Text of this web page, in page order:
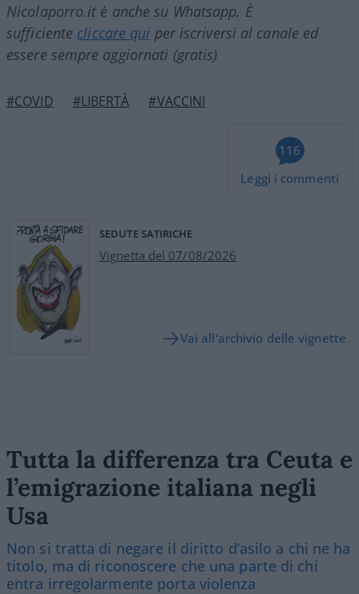
Nicolaporro.it è anche su Whatsapp. È
sufficiente cliccare qui per iscriversi al canale ed
essere sempre aggiornati (gratis)
#COVID #LIBERTÀ #VACCINI
116
Leggi i commenti
SEDUTE SATIRICHE
Vignetta del 07/08/2026
Vai all'archivio delle vignette
Tutta la differenza tra Ceuta e
l’emigrazione italiana negli
Usa
Non si tratta di negare il diritto d’asilo a chi ne ha
titolo, ma di riconoscere che una parte di chi
entra irregolarmente porta violenza